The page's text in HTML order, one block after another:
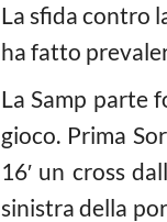
La sfida contro
ha fatto
La Samp parte
gioco. Prima
16′ un cross
sinistra della